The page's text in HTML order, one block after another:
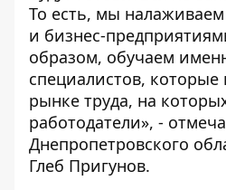
То есть, мы
и бизнес-
образом, обучаем
специалистов, которые
рынке труда, на
работодатели», -
Днепропетровского
Глеб Пригунов.